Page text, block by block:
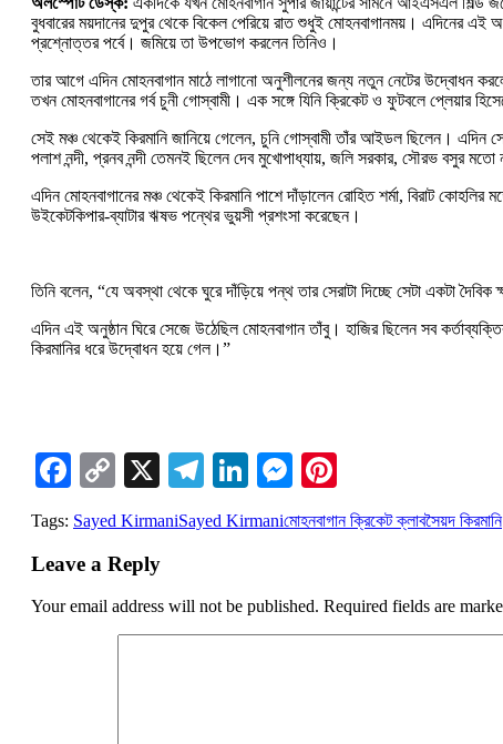
বুধবারের ময়দানের দুপুর থেকে বিকেল পেরিয়ে রাত শুধুই মোহনবাগানময়। এদিনের এই
প্রশ্নোত্তর পর্বে। জমিয়ে তা উপভোগ করলেন তিনিও।
তার আগে এদিন মোহনবাগান মাঠে লাগানো অনুশীলনের জন্য নতুন নেটের উদ্বোধন
তখন মোহনবাগানের গর্ব চুনী গোস্বামী। এক সঙ্গে যিনি ক্রিকেট ও ফুটবলে প্লেয়ার
সেই মঞ্চ থেকেই কিরমানি জানিয়ে গেলেন, চুনি গোস্বামী তাঁর আইডল ছিলেন। এদিন
পলাশ নন্দী, প্রনব নন্দী তেমনই ছিলেন দেব মুখোপাধ্যায়, জলি সরকার, সৌরভ বসুর মতো
এদিন মোহনবাগানের মঞ্চ থেকেই কিরমানি পাশে দাঁড়ালেন রোহিত শর্মা, বিরাট
উইকেটকিপার-ব্যাটার ঋষভ পন্থের ভুয়সী প্রশংসা করেছেন।
তিনি বলেন, “যে অবস্থা থেকে ঘুরে দাঁড়িয়ে পন্থ তার সেরাটা দিচ্ছে সেটা একটা
এদিন এই অনুষ্ঠান ঘিরে সেজে উঠেছিল মোহনবাগান তাঁবু। হাজির ছিলেন সব
কিরমানির ধরে উদ্বোধন হয়ে গেল।”
Facebook
Copy
Link
X Telegram
LinkedIn
Messenger
Tags: Sayed KirmaniSayed Kirmaniমোহনবাগান ক্রিকেট ক্লাবসৈয়দ কিরমানি
Leave a Reply
Your email address will not be published. Required fields are